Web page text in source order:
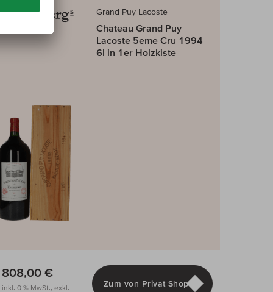
Grand Puy Lacoste
Chateau Grand Puy
Lacoste 5eme Cru 1994
6l in 1er Holzkiste
808,00 €
inkl. 0 % MwSt., exkl.
Zum von Privat Shop